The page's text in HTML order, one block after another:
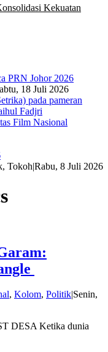
Kekuatan
PRN Johor 2026
18 Juli 2026
Film Nasional
Tokoh|Rabu, 8 Juli 2026
, Kolom, Politik Senin,
DESA Ketika dunia